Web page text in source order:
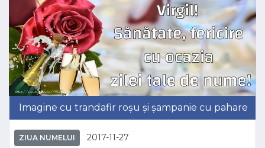
Imagine cu trandafir roșu și șampanie cu pahare
ZIUA NUMELUI 2017-11-27